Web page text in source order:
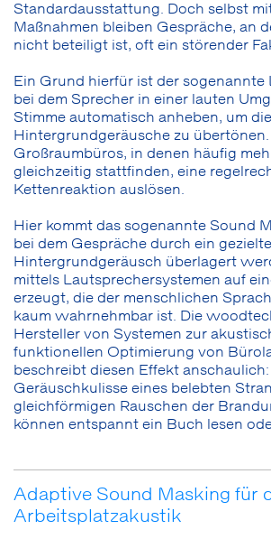
Standardausstattung. Doch selbst
Maßnahmen bleiben Gespräche, an
nicht beteiligt ist, oft ein störender
Ein Grund hierfür ist der sogenannte
bei dem Sprecher in einer lauten
Stimme automatisch anheben, um die
Hintergrundgeräusche zu übertönen.
Großraumbüros, in denen häufig
gleichzeitig stattfinden, eine
Kettenreaktion auslösen.
Hier kommt das sogenannte Sound
bei dem Gespräche durch ein
Hintergrundgeräusch überlagert
mittels Lautsprechersystemen auf
erzeugt, die der menschlichen
kaum wahrnehmbar ist. Die
Hersteller von Systemen zur
funktionellen Optimierung von
beschreibt diesen Effekt anschaulich:
Geräuschkulisse eines belebten
gleichförmigen Rauschen der
können entspannt ein Buch lesen
Adaptive Sound Masking für
Arbeitsplatzakustik